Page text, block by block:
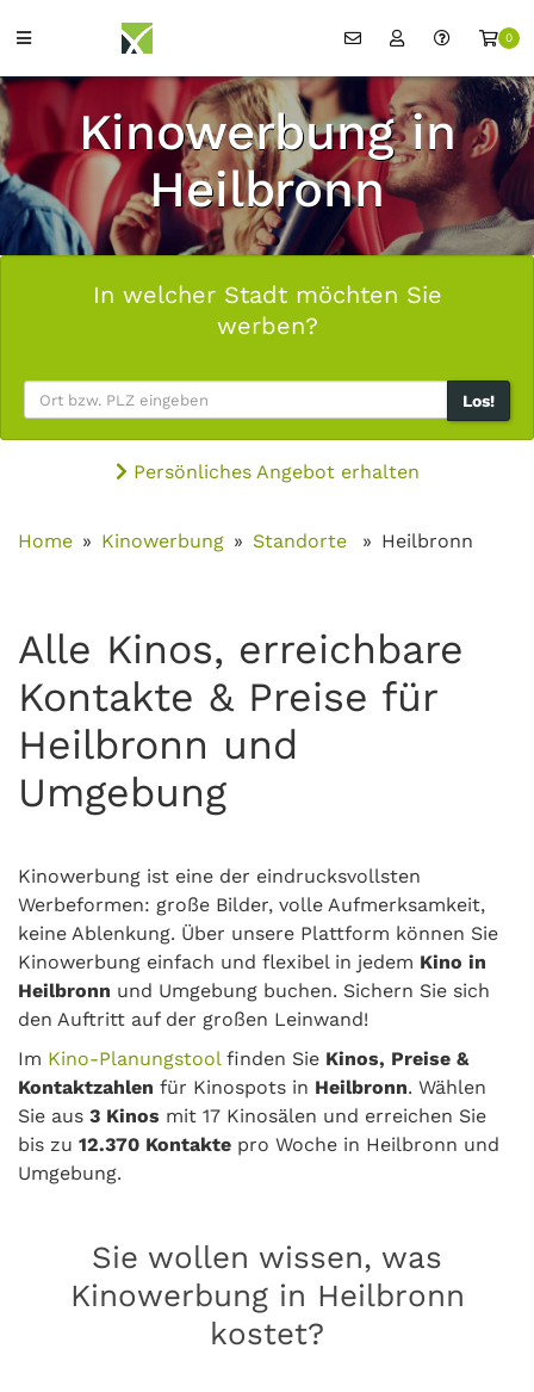
0
Kinowerbung in
Heilbronn
In welcher Stadt möchten Sie
werben?
Los!
Persönliches Angebot erhalten
Home Kinowerbung Standorte Heilbronn
Alle Kinos, erreichbare
Kontakte & Preise für
Heilbronn und
Umgebung
Kinowerbung ist eine der eindrucksvollsten
Werbeformen: große Bilder, volle Aufmerksamkeit,
keine Ablenkung. Über unsere Plattform können Sie
Kinowerbung einfach und flexibel in jedem Kino in
Heilbronn und Umgebung buchen. Sichern Sie sich
den Auftritt auf der großen Leinwand!
Im Kino-Planungstoolfinden Sie Kinos, Preise &
Kontaktzahlen für Kinospots in Heilbronn. Wählen
Sie aus 3 Kinos mit 17 Kinosälen und erreichen Sie
bis zu 12.370 Kontakte pro Woche in Heilbronn und
Umgebung.
Sie wollen wissen, was
Kinowerbung in Heilbronn
kostet?